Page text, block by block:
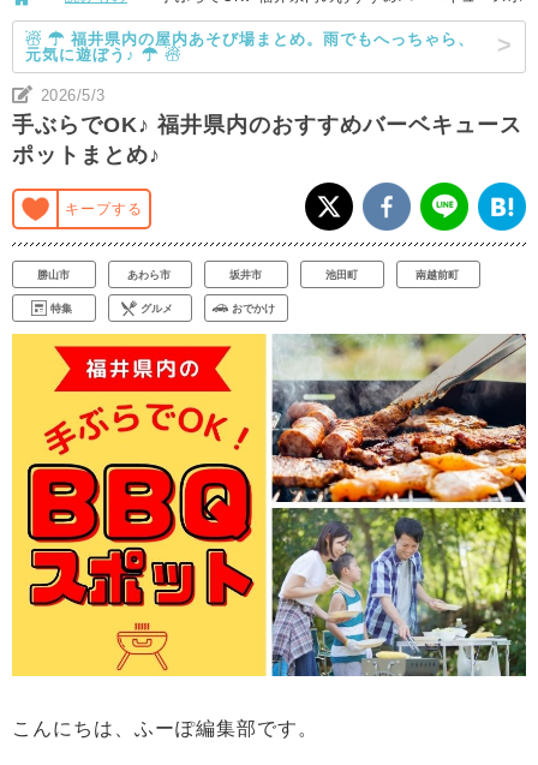
☃ ☂ 福井県内の屋内あそび場まとめ。雨でもへっちゃら、
元気に遊ぼう♪ ☂ ☃
2026/5/3
手ぶらでOK♪ 福井県内のおすすめバーベキュース
ポットまとめ♪
キープする
勝山市 あわら市 坂井市 池田町 南越前町
特集 グルメ おでかけ
こんにちは、ふーぽ編集部です。